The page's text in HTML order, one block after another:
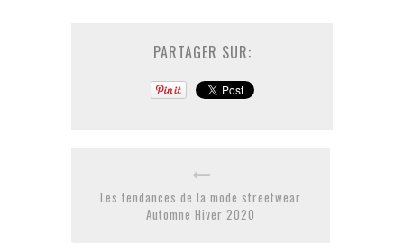
PARTAGER SUR:
Les tendances de la mode streetwear
Automne Hiver 2020